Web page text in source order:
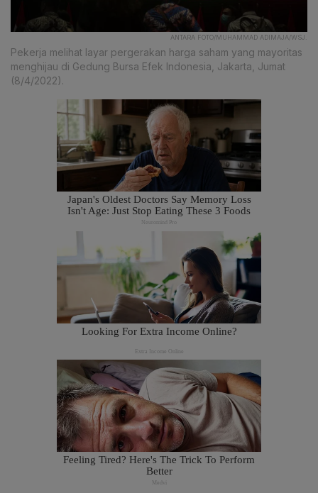
ANTARA FOTO/MUHAMMAD ADIMAJA/WSJ.
Pekerja melihat layar pergerakan harga saham yang mayoritas
menghijau di Gedung Bursa Efek Indonesia, Jakarta, Jumat
(8/4/2022).